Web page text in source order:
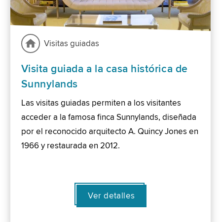
Visitas guiadas
Visita guiada a la casa histórica de
Sunnylands
Las visitas guiadas permiten a los visitantes
acceder a la famosa finca Sunnylands, diseñada
por el reconocido arquitecto A. Quincy Jones en
1966 y restaurada en 2012.
Ver detalles